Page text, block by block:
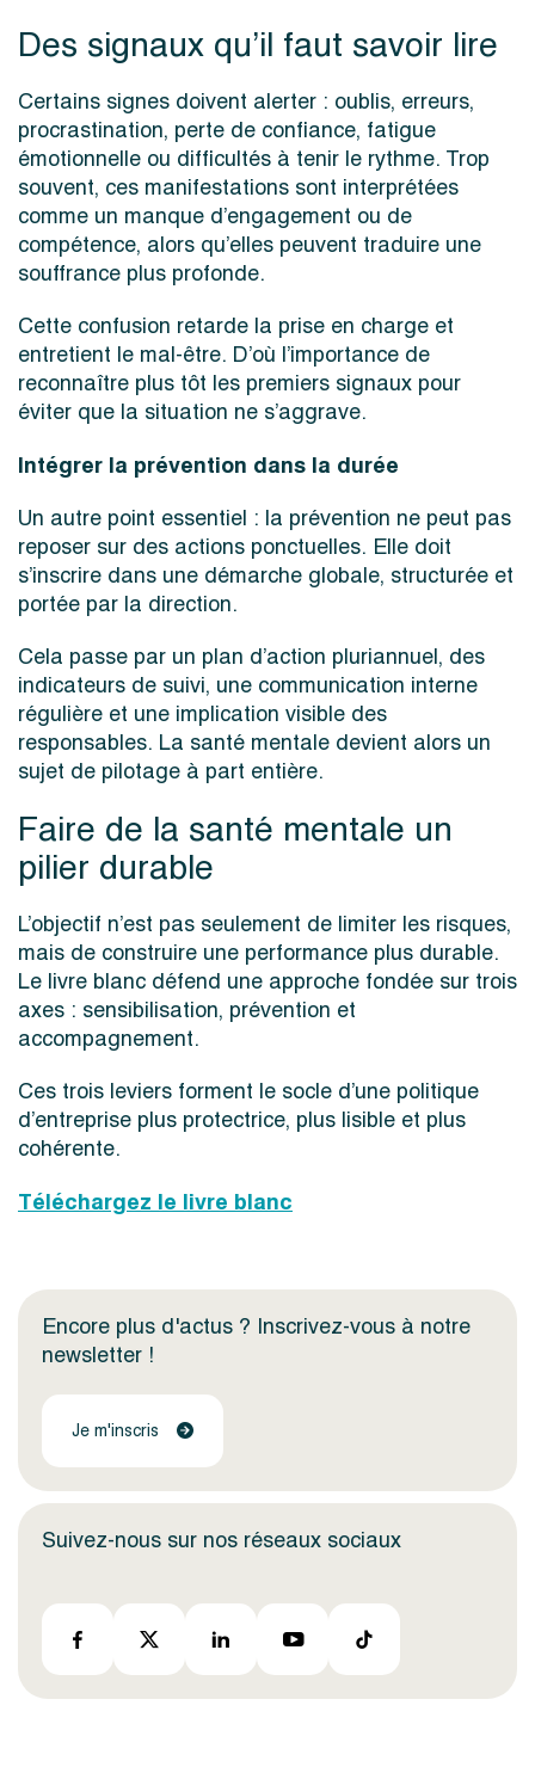
Des signaux qu’il faut savoir lire
Certains signes doivent alerter : oublis, erreurs,
procrastination, perte de confiance, fatigue
émotionnelle ou difficultés à tenir le rythme. Trop
souvent, ces manifestations sont interprétées
comme un manque d’engagement ou de
compétence, alors qu’elles peuvent traduire une
souffrance plus profonde.
Cette confusion retarde la prise en charge et
entretient le mal-être. D’où l’importance de
reconnaître plus tôt les premiers signaux pour
éviter que la situation ne s’aggrave.
Intégrer la prévention dans la durée
Un autre point essentiel : la prévention ne peut pas
reposer sur des actions ponctuelles. Elle doit
s’inscrire dans une démarche globale, structurée et
portée par la direction.
Cela passe par un plan d’action pluriannuel, des
indicateurs de suivi, une communication interne
régulière et une implication visible des
responsables. La santé mentale devient alors un
sujet de pilotage à part entière.
Faire de la santé mentale un
pilier durable
L’objectif n’est pas seulement de limiter les risques,
mais de construire une performance plus durable.
Le livre blanc défend une approche fondée sur trois
axes : sensibilisation, prévention et
accompagnement.
Ces trois leviers forment le socle d’une politique
d’entreprise plus protectrice, plus lisible et plus
cohérente.
Téléchargez le livre blanc
Encore plus d'actus ? Inscrivez-vous à notre
newsletter !
Je m'inscris
Suivez-nous sur nos réseaux sociaux